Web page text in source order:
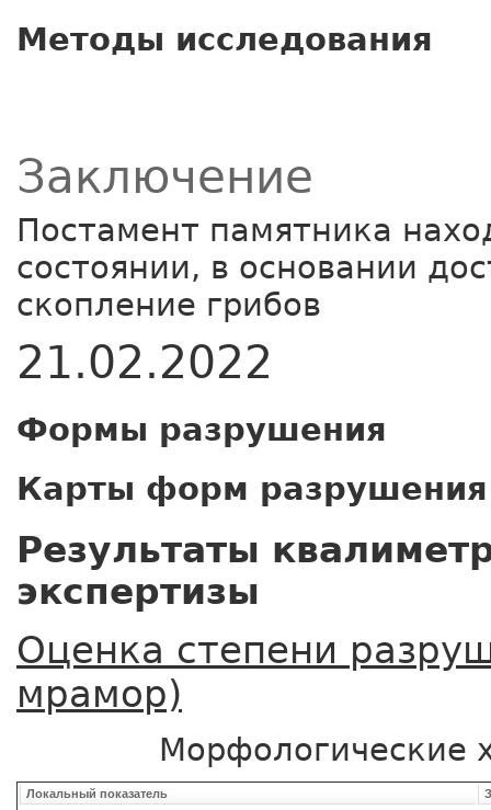
Методы исследования
Заключение
Постамент памятника
состоянии, в основании
скопление грибов
21.02.2022
Формы разрушения
Карты форм разрушения
Результаты
экспертизы
Оценка степени
мрамор)
Морфологические
Локальный показатель